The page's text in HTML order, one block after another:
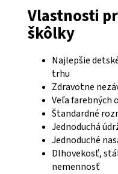
Vlastnosti
škôlky
Najlepšie
trhu
Zdravotne
Veľa farebných
Štandardné
Jednoduchá
Jednoduché
Dlhovekosť,
nemennosť